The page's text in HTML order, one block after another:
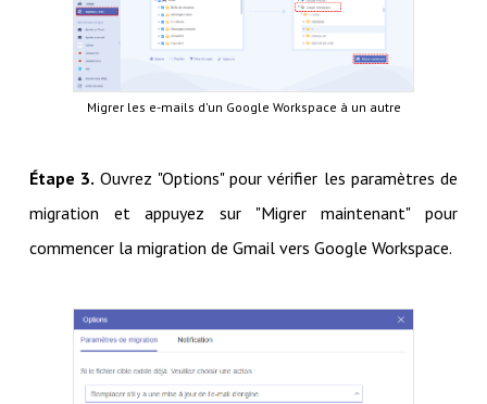
Migrer les e-mails d'un Google Workspace à un autre
Étape 3. Ouvrez "Options" pour vérifier les paramètres de
migration et appuyez sur "Migrer maintenant" pour
commencer la migration de Gmail vers Google Workspace.